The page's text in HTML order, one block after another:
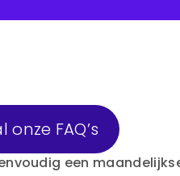
onze FAQ’s
een